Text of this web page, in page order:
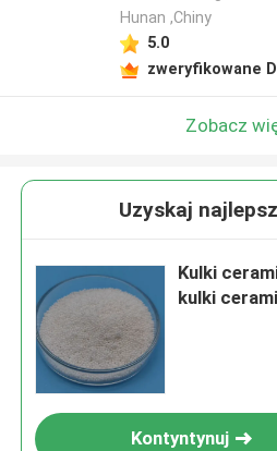
Hunan ,Chiny
5.0
zweryfikowane
Zobacz
Uzyskaj
Kulki
kulki
Kontyntynuj